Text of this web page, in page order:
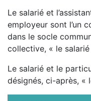
Le salarié et
employeur sont l’un
dans le socle
collective, « le salarié
Le salarié et le
désignés, ci-après, «